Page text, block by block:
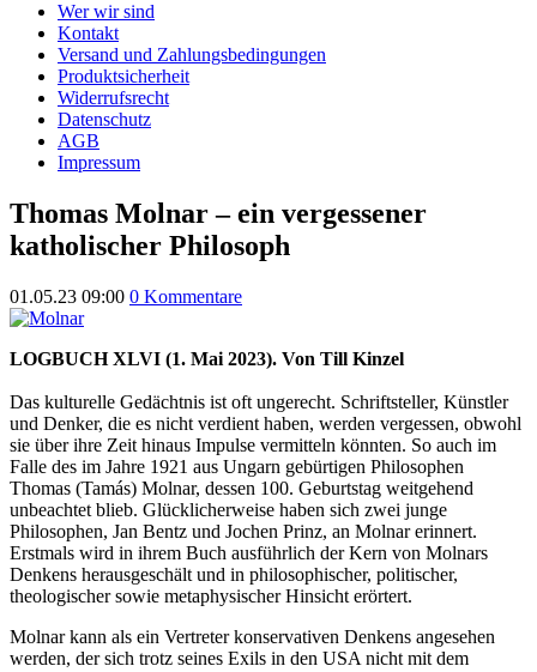
Wer wir sind
Kontakt
Versand und Zahlungsbedingungen
Produktsicherheit
Widerrufsrecht
Datenschutz
AGB
Impressum
Thomas Molnar – ein vergessener
katholischer Philosoph
01.05.23 09:00 0 Kommentare
LOGBUCH XLVI (1. Mai 2023). Von Till Kinzel
Das kulturelle Gedächtnis ist oft ungerecht. Schriftsteller, Künstler
und Denker, die es nicht verdient haben, werden vergessen, obwohl
sie über ihre Zeit hinaus Impulse vermitteln könnten. So auch im
Falle des im Jahre 1921 aus Ungarn gebürtigen Philosophen
Thomas (Tamás) Molnar, dessen 100. Geburtstag weitgehend
unbeachtet blieb. Glücklicherweise haben sich zwei junge
Philosophen, Jan Bentz und Jochen Prinz, an Molnar erinnert.
Erstmals wird in ihrem Buch ausführlich der Kern von Molnars
Denkens herausgeschält und in philosophischer, politischer,
theologischer sowie metaphysischer Hinsicht erörtert.
Molnar kann als ein Vertreter konservativen Denkens angesehen
werden, der sich trotz seines Exils in den USA nicht mit dem